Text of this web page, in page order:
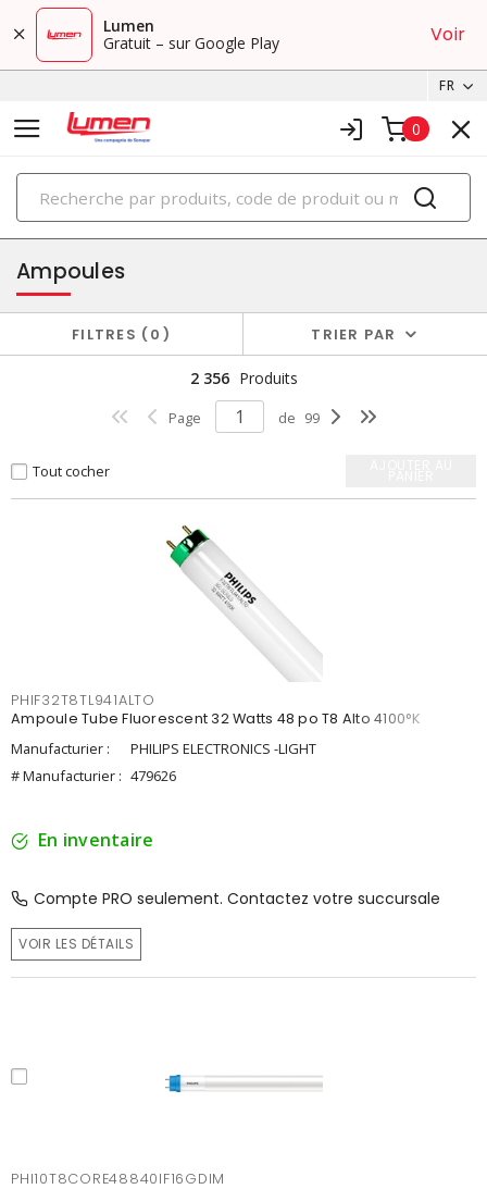
Lumen
Gratuit – sur Google Play
Voir
FR
0
PRODUITS
éclairage
Ampoules
FILTRES 0 TRIER PAR
2 356 Produits
Page de 99
Tout cocher
PHIF32T8TL941ALTO
Ampoule Tube Fluorescent 32 Watts 48 po T8 Alto 4100°K
Manufacturier :
PHILIPS ELECTRONICS -LIGHT
# Manufacturier : 479626
En inventaire
Compte PRO seulement. Contactez votre succursale
VOIR LES DÉTAILS
PHI10T8CORE48840IF16GDIM